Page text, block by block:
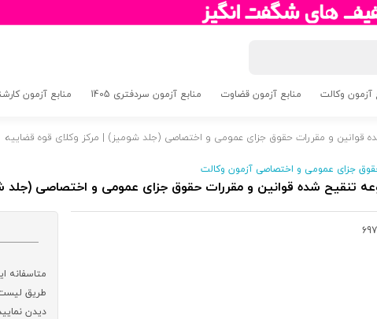
آزمون وکالت منابع آزمون قضاوت منابع آزمون سردفتری 1405 منابع آزمون
قوانین و مقررات حقوق جزای عمومی و اختصاصی (جلد شومیز) | مرکز وکلای قوه قضاییه
جزای عمومی و اختصاصی آزمون وکالت
تنقیح شده قوانین و مقررات حقوق جزای عمومی و اختصاصی (جلد
متاسفانه
طریق لیست
دیدن